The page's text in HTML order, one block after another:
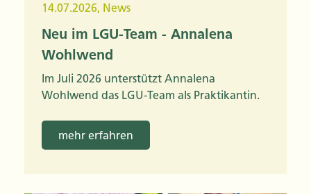
14.07.2026, News
Neu im LGU-Team - Annalena
Wohlwend
Im Juli 2026 unterstützt Annalena
Wohlwend das LGU-Team als Praktikantin.
mehr erfahren